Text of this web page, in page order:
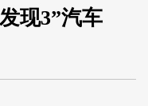
现3”汽车